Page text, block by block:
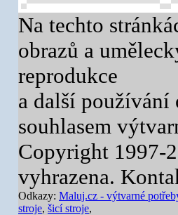
Na techto
obrazů a
reprodukce
a další používání
souhlasem
Copyright 1997-
vyhrazena.
Odkazy: Maluj.cz - výtvarné
stroje, šicí stroje,